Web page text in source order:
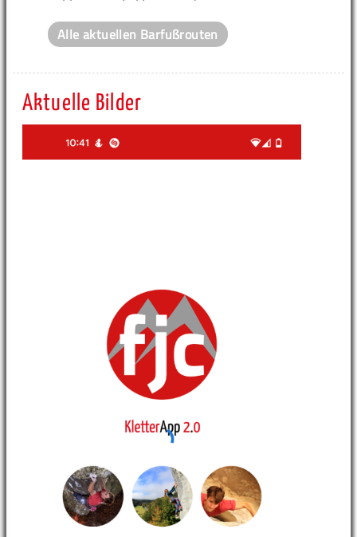
Alle aktuellen Barfußrouten
Aktuelle Bilder